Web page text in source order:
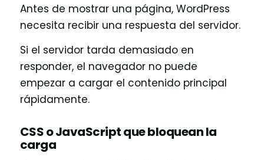
Antes de mostrar una página, WordPress
necesita recibir una respuesta del servidor.
Si el servidor tarda demasiado en
responder, el navegador no puede
empezar a cargar el contenido principal
rápidamente.
CSS o JavaScript que bloquean la
carga